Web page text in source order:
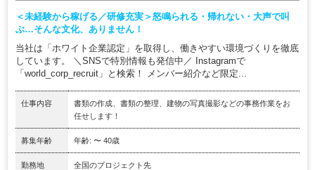
＜未経験から稼げる／研修充実＞怒鳴られる・帰れない・大声で叫
ぶ…そんな文化、ありません！
当社は「ホワイト企業認定」を取得し、働きやすい環境づくりを徹底
しています。 ＼SNSで特別情報も発信中／ Instagramで
「world_corp_recruit」と検索！ メンバー紹介など限定...
仕事内容
書類の作成、書類の整理、建物の写真撮影などの事務作業をお
任せします！
募集年齢 年齢: 〜 40歳
勤務地 全国のプロジェクト先